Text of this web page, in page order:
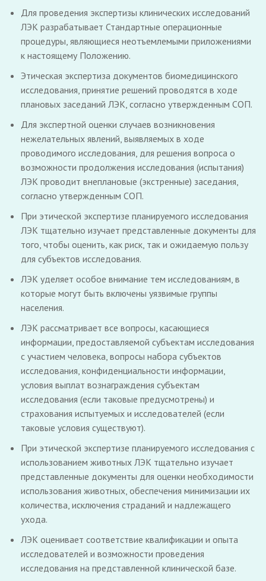
Для проведения экспертизы клинических исследований
ЛЭК разрабатывает Стандартные операционные
процедуры, являющиеся неотъемлемыми приложениями
к настоящему Положению.
Этическая экспертиза документов биомедицинского
исследования, принятие решений проводятся в ходе
плановых заседаний ЛЭК, согласно утвержденным СОП.
Для экспертной оценки случаев возникновения
нежелательных явлений, выявляемых в ходе
проводимого исследования, для решения вопроса о
возможности продолжения исследования (испытания)
ЛЭК проводит внеплановые (экстренные) заседания,
согласно утвержденным СОП.
При этической экспертизе планируемого исследования
ЛЭК тщательно изучает представленные документы для
того, чтобы оценить, как риск, так и ожидаемую пользу
для субъектов исследования.
ЛЭК уделяет особое внимание тем исследованиям, в
которые могут быть включены уязвимые группы
населения.
ЛЭК рассматривает все вопросы, касающиеся
информации, предоставляемой субъектам исследования
с участием человека, вопросы набора субъектов
исследования, конфиденциальности информации,
условия выплат вознаграждения субъектам
исследования (если таковые предусмотрены) и
страхования испытуемых и исследователей (если
таковые условия существуют).
При этической экспертизе планируемого исследования с
использованием животных ЛЭК тщательно изучает
представленные документы для оценки необходимости
использования животных, обеспечения минимизации их
количества, исключения страданий и надлежащего
ухода.
ЛЭК оценивает соответствие квалификации и опыта
исследователей и возможности проведения
исследования на представленной клинической базе.